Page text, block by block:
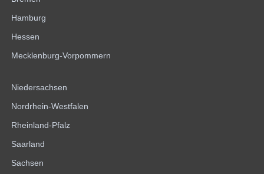
Hamburg
Hessen
Mecklenburg-Vorpommern
Niedersachsen
Nordrhein-Westfalen
Rheinland-Pfalz
Saarland
Sachsen